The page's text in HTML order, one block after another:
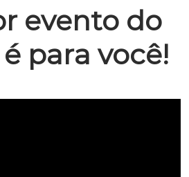
evento do
para você!